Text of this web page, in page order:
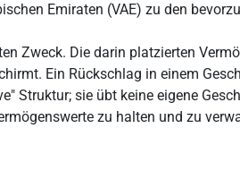
Emiraten (VAE) zu den
Zweck. Die darin platzierten
Ein Rückschlag in einem
Struktur; sie übt keine eigene
zu halten und zu